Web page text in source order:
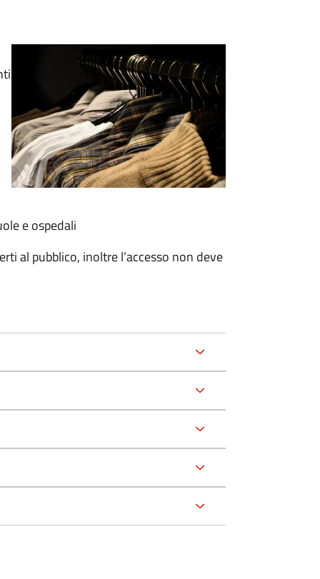
e ospedali
al pubblico, inoltre l’accesso non deve